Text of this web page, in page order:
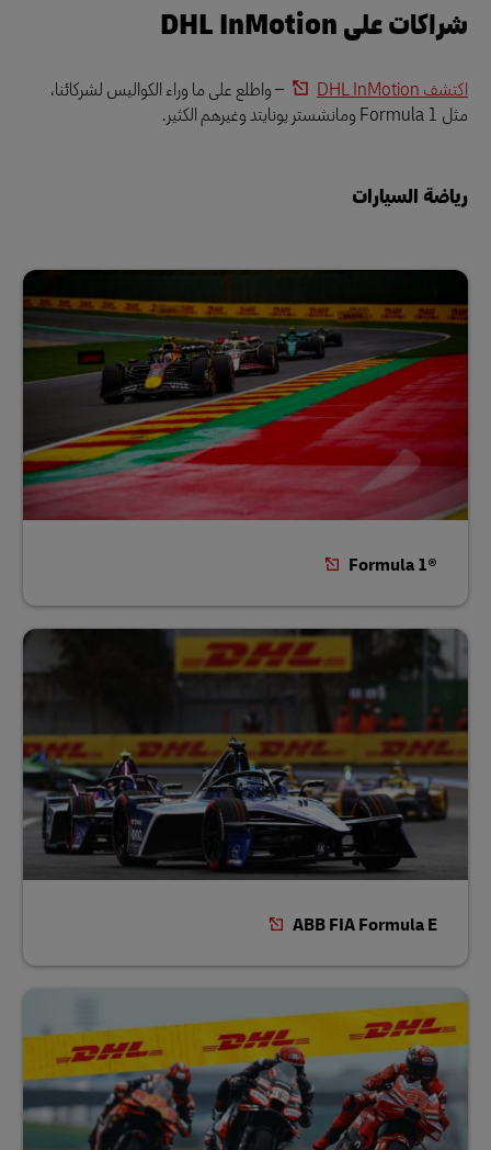
شراكات على DHL InMotion
اكتشف DHL InMotion
– واطلع على ما وراء الكواليس لشركائنا،
مثل Formula 1 ومانشستر يونايتد وغيرهم الكثير.
رياضة السيارات
Formula 1®‎
ABB FIA Formula E